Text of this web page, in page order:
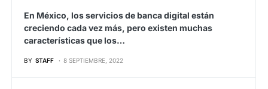
En México, los servicios de banca digital están
creciendo cada vez más, pero existen muchas
características que los…
BY STAFF 8 SEPTIEMBRE, 2022